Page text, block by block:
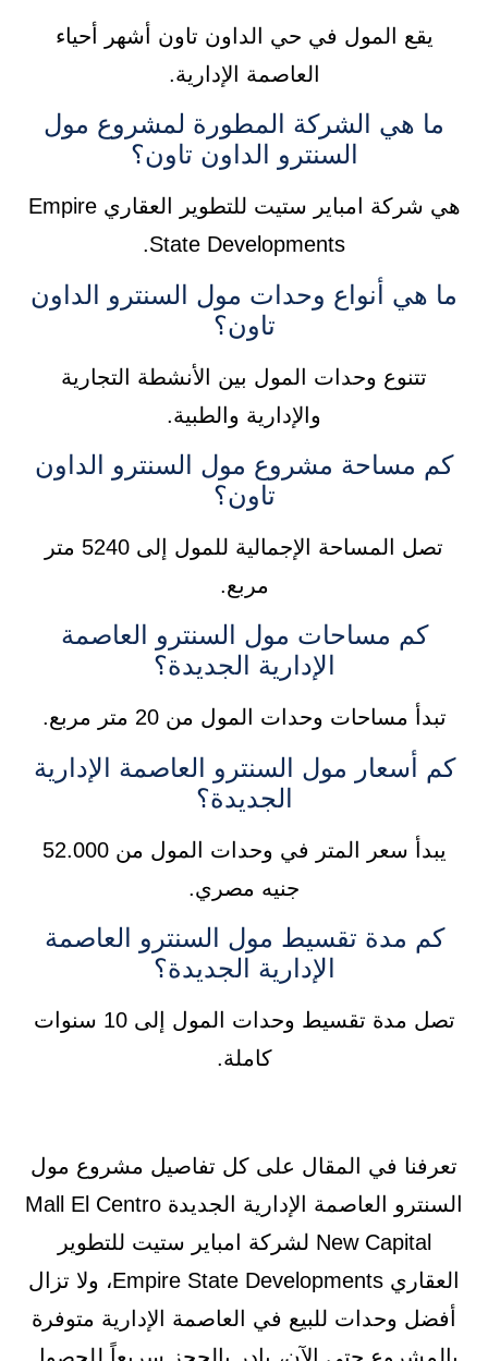
يقع المول في حي الداون تاون أشهر أحياء
العاصمة الإدارية.
ما هي الشركة المطورة لمشروع مول
السنترو الداون تاون؟
هي شركة امباير ستيت للتطوير العقاري Empire
State Developments.
ما هي أنواع وحدات مول السنترو الداون
تاون؟
تتنوع وحدات المول بين الأنشطة التجارية
والإدارية والطبية.
كم مساحة مشروع مول السنترو الداون
تاون؟
تصل المساحة الإجمالية للمول إلى 5240 متر
مربع.
كم مساحات مول السنترو العاصمة
الإدارية الجديدة؟
تبدأ مساحات وحدات المول من 20 متر مربع.
كم أسعار مول السنترو العاصمة الإدارية
الجديدة؟
يبدأ سعر المتر في وحدات المول من 52.000
جنيه مصري.
كم مدة تقسيط مول السنترو العاصمة
الإدارية الجديدة؟
تصل مدة تقسيط وحدات المول إلى 10 سنوات
كاملة.
تعرفنا في المقال على كل تفاصيل مشروع مول
السنترو العاصمة الإدارية الجديدة Mall El Centro
New Capital لشركة امباير ستيت للتطوير
العقاري Empire State Developments، ولا تزال
أفضل وحدات للبيع في العاصمة الإدارية متوفرة